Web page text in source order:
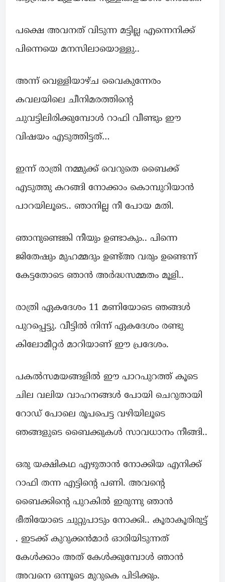
പക്ഷെ അവനത് വിടുന്ന മട്ടില്ല എന്നെനിക്ക്
പിന്നെയെ മനസിലായൊള്ളു..
അന്ന് വെള്ളിയാഴ്ച വൈകുന്നേരം
കവലയിലെ ചീനിമരത്തിന്റെ
ചുവട്ടിലിരിക്കുമ്പോൾ റാഫി വീണ്ടും ഈ
വിഷയം എടുത്തിട്ടത്…
ഇന്ന് രാത്രി നമ്മുക്ക് വെറുതെ ബൈക്ക്
എടുത്തു കറങ്ങി നോക്കാം കൊമ്പുറിയാൻ
പാറയിലൂടെ.. ഞാനില്ല നീ പോയ മതി.
ഞാനുണ്ടെങ്കി നീയും ഉണ്ടാകും.. പിന്നെ
ജിതേഷും മുഹമ്മദും ഉണ്ട്അ വരും ഉണ്ടെന്ന്
കേട്ടതോടെ ഞാൻ അർദ്ധസമ്മതം മൂളി..
രാത്രി ഏകദേശം 11 മണിയോടെ ഞങ്ങൾ
പുറപ്പെട്ടു. വീട്ടിൽ നിന്ന് ഏകദേശം രണ്ടു
കിലോമീറ്റർ മാറിയാണ് ഈ പ്രദേശം.
പകൽസമയങ്ങളിൽ ഈ പാറപുറത്ത് കൂടെ
ചില വലിയ വാഹനങ്ങൾ പോയി ചെറുതായി
റോഡ് പോലെ രൂപപെട്ട വഴിയിലൂടെ
ഞങ്ങളുടെ ബൈക്കുകൾ സാവധാനം നീങ്ങി..
ഒരു യക്ഷികഥ എഴുതാൻ നോക്കിയ എനിക്ക്
റാഫി തന്ന എട്ടിന്റെ പണി. അവന്റെ
ബൈക്കിന്റെ പുറകിൽ ഇരുന്നു ഞാൻ
ഭീതിയോടെ ചുറ്റുപാടും നോക്കി.. കൂരാകൂരിരുട്ട്
. ഇടക്ക് കുറുക്കൻമാർ ഓരിയിടുന്നത്
കേൾക്കാം അത് കേൾക്കുമ്പോൾ ഞാൻ
അവനെ ഒന്നൂടെ മുറുകെ പിടിക്കും.